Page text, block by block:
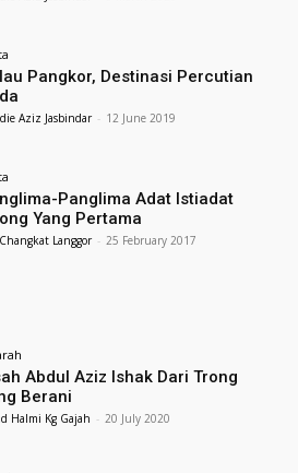
Pangkor, Destinasi Percutian
Aziz Jasbindar - 12 June 2019
Panglima Adat Istiadat
Yang Pertama
Langgor - 25 February 2017
Abdul Aziz Ishak Dari Trong
Berani
Halmi Kg Gajah - 20 July 2020